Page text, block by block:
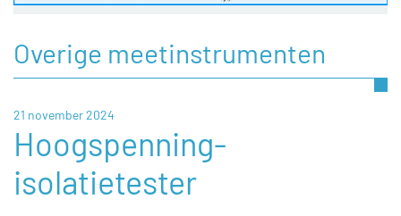
Overige meetinstrumenten
21 november 2024
Hoogspenning-
isolatietester